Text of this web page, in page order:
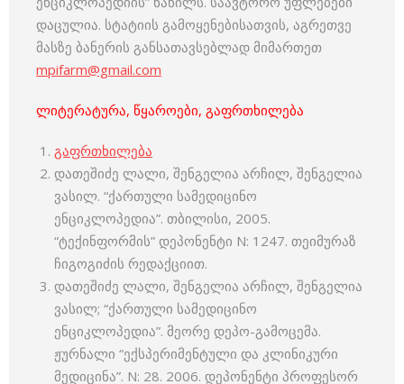
დაცულია. სტატიის გამოყენებისათვის, აგრეთვე
მასზე ბანერის განსათავსებლად მიმართეთ
mpifarm@gmail.com
ლიტერატურა, წყაროები, გაფრთხილება
გაფრთხილება
დათეშიძე ლალი, შენგელია არჩილ, შენგელია
ვასილ. “ქართული სამედიცინო
ენციკლოპედია”. თბილისი, 2005.
“ტექინფორმის” დეპონენტი N: 1247. თეიმურაზ
ჩიგოგიძის რედაქციით.
დათეშიძე ლალი, შენგელია არჩილ, შენგელია
ვასილ; “ქართული სამედიცინო
ენციკლოპედია”. მეორე დეპო-გამოცემა.
ჟურნალი “ექსპერიმენტული და კლინიკური
მედიცინა”. N: 28. 2006. დეპონენტი პროფესორ